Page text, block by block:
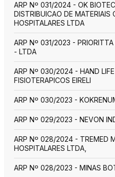
ARP Nº 031/2024 - OK
DISTRIBUICAO DE
HOSPITALARES LTDA
ARP Nº 031/2023 -
- LTDA
ARP Nº 030/2024 - HAND
FISIOTERAPICOS EIRELI
ARP Nº 030/2023 -
ARP Nº 029/2023 - NEVON
ARP Nº 028/2024 - TREMED
HOSPITALARES LTDA,
ARP Nº 028/2023 - MINAS